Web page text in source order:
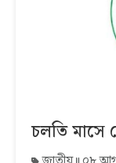
চলতি মাসে